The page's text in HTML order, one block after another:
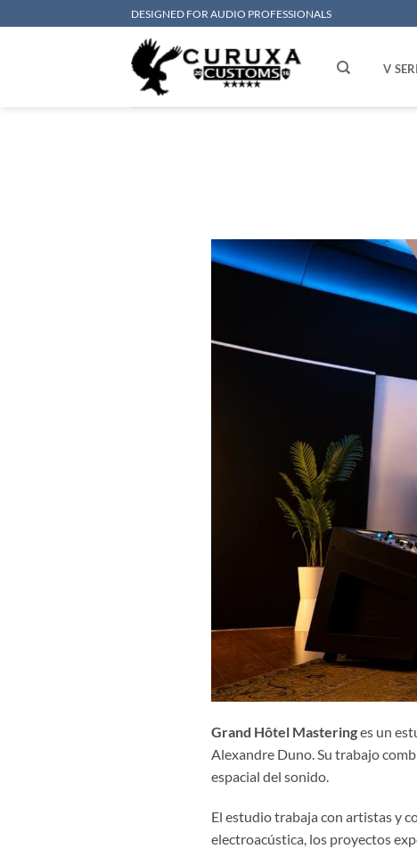
al
DESIGNED FOR AUDIO PROFESSIONALS
V
Grand Hôtel Masteringes un
Alexandre Duno. Su trabajo
espacial del sonido.
El estudio trabaja con artistas y
electroacústica, los proyectos